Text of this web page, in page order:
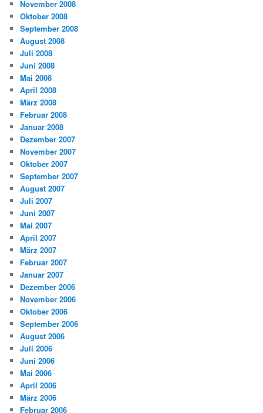
November 2008
Oktober 2008
September 2008
August 2008
Juli 2008
Juni 2008
Mai 2008
April 2008
März 2008
Februar 2008
Januar 2008
Dezember 2007
November 2007
Oktober 2007
September 2007
August 2007
Juli 2007
Juni 2007
Mai 2007
April 2007
März 2007
Februar 2007
Januar 2007
Dezember 2006
November 2006
Oktober 2006
September 2006
August 2006
Juli 2006
Juni 2006
Mai 2006
April 2006
März 2006
Februar 2006